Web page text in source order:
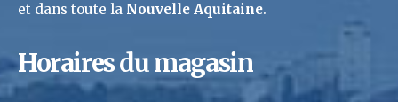
et dans toute la Nouvelle Aquitaine.
Horaires du magasin